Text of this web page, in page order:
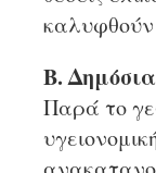
καλυφθούν
Β.
Παρά το